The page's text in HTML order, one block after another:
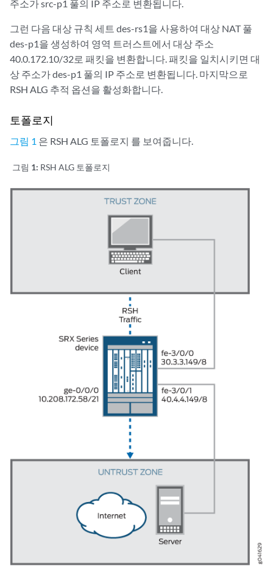
주소가 src-p1 풀의 IP 주소로 변환됩니다.
그런 다음 대상 규칙 세트 des-rs1을 사용하여 대상 NAT 풀
des-p1을 생성하여 영역 트러스트에서 대상 주소
40.0.172.10/32로 패킷을 변환합니다. 패킷을 일치시키면 대
상 주소가 des-p1 풀의 IP 주소로 변환됩니다. 마지막으로
RSH ALG 추적 옵션을 활성화합니다.
토폴로지
그림 1 은 RSH ALG 토폴로지 를 보여줍니다.
그림 1: RSH ALG 토폴로지